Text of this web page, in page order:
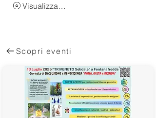
Visualizza punti
Scopri eventi